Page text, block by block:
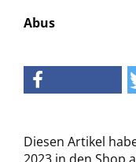
Abus
Diesen Artikel